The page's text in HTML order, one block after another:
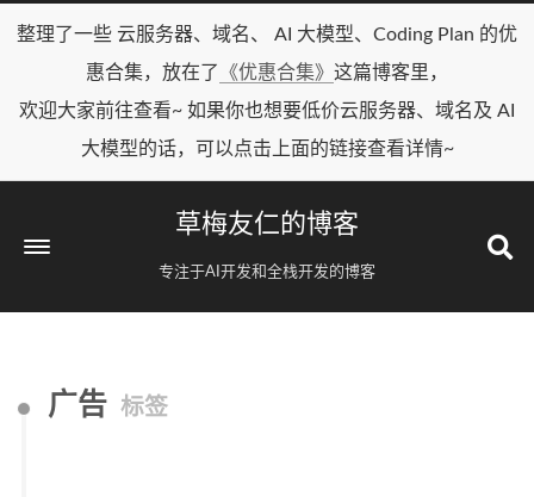
整理了一些 云服务器、域名、 AI 大模型、Coding Plan 的优
惠合集，放在了
《优惠合集》 这篇博客里，
欢迎大家前往查看~ 如果你也想要低价云服务器、域名及 AI
大模型的话，可以点击上面的链接查看详情~
草梅友仁的博客
专注于AI开发和全栈开发的博客
广告 标签